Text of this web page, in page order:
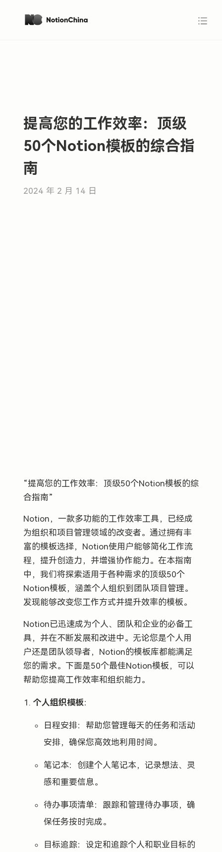
提高您的工作效率：顶级
50个Notion模板的综合指
南
2024 年 2 月 14 日
“提高您的工作效率：顶级50个Notion模板的综
合指南”
Notion，一款多功能的工作效率工具，已经成
为组织和项目管理领域的改变者。通过拥有丰
富的模板选择，Notion使用户能够简化工作流
程，提升创造力，并增强协作能力。在本指南
中，我们将探索适用于各种需求的顶级50个
Notion模板，涵盖个人组织到团队项目管理。
发现能够改变您工作方式并提升效率的模板。
Notion已迅速成为个人、团队和企业的必备工
具，并在不断发展和改进中。无论您是个人用
户还是团队领导者，Notion的模板库都能满足
您的需求。下面是50个最佳Notion模板，可以
帮助您提高工作效率和组织能力。
个人组织模板：
日程安排：帮助您管理每天的任务和活动
安排，确保您高效地利用时间。
笔记本：创建个人笔记本，记录想法、灵
感和重要信息。
待办事项清单：跟踪和管理待办事项，确
保任务按时完成。
目标追踪：设定和追踪个人和职业目标的